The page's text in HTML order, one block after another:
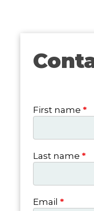
Contact
form
First name *
Last name *
Email *